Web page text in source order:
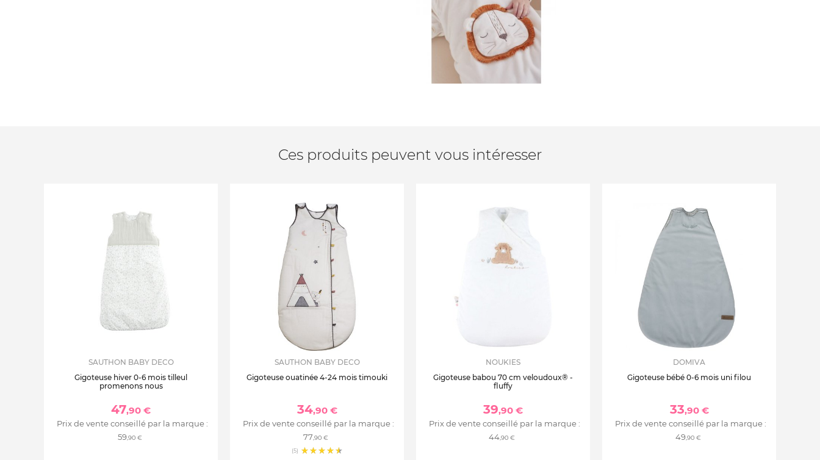
Ces produits peuvent vous intéresser
SAUTHON BABY DECO
Gigoteuse hiver 0-6 mois tilleul
promenons nous
47,90 €
Prix de vente conseillé par la marque :
59,90 €
SAUTHON BABY DECO
Gigoteuse ouatinée 4-24 mois timouki
34,90 €
Prix de vente conseillé par la marque :
77 ,90 €
(5)
NOUKIES
Gigoteuse babou 70 cm veloudoux® -
fluffy
39,90 €
Prix de vente conseillé par la marque :
44,90 €
DOMIVA
Gigoteuse bébé 0-6 mois uni filou
33,90 €
Prix de vente conseillé par la marque :
49,90 €